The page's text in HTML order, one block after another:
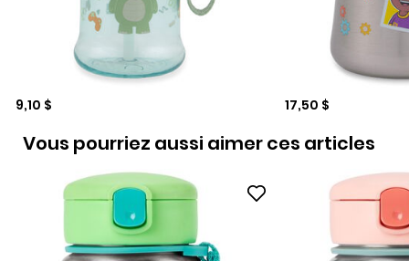
Prix de solde
9,10 $ Prix de solde
17,50 $
Vous pourriez aussi aimer ces articles